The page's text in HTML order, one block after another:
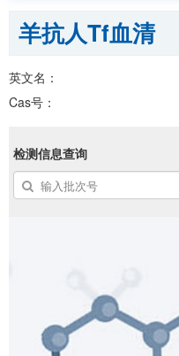
羊抗人Tf血清
英文名：
Cas号：
检测信息查询